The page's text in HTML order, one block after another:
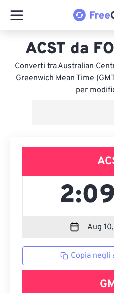
ACST da
Converti tra Australian
Greenwich Mean Time
per
Copia negli